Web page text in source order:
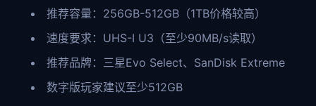
推荐容量：256GB-512GB（1TB价格较高）
速度要求：UHS-I U3（至少90MB/s读取）
推荐品牌：三星Evo Select、SanDisk Extreme
数字版玩家建议至少512GB